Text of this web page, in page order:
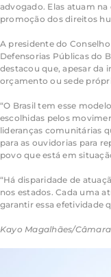
advogado. Elas atuam
promoção dos direitos
A presidente do
Defensorias Públicas do
destacou que, apesar da
orçamento ou sede
“O Brasil tem esse
escolhidas pelos
lideranças comunitárias
para as ouvidorias para
povo que está em
“Há disparidade de
nos estados. Cada uma
garantir essa efetividade
Kayo Magalhães/